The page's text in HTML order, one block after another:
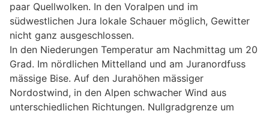
paar Quellwolken. In den Voralpen und im
südwestlichen Jura lokale Schauer möglich, Gewitter
nicht ganz ausgeschlossen.
In den Niederungen Temperatur am Nachmittag um 20
Grad. Im nördlichen Mittelland und am Juranordfuss
mässige Bise. Auf den Jurahöhen mässiger
Nordostwind, in den Alpen schwacher Wind aus
unterschiedlichen Richtungen. Nullgradgrenze um